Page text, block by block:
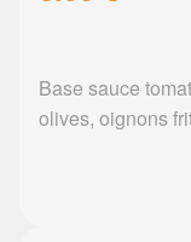
Base sauce
olives, oignons